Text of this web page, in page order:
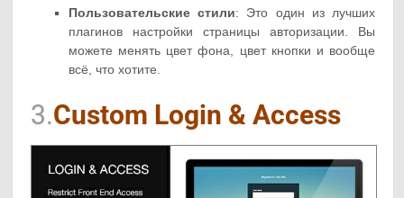
Пользовательские стили: Это один из лучших
плагинов настройки страницы авторизации. Вы
можете менять цвет фона, цвет кнопки и вообще
всё, что хотите.
3.Custom Login & Access